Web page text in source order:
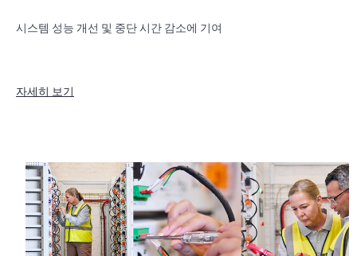
시스템 성능 개선 및 중단 시간 감소에 기여
자세히 보기